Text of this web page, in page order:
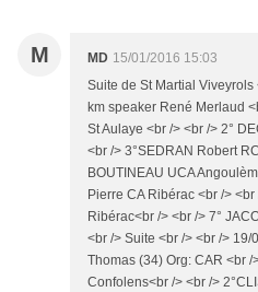
M MD 15/01/2016 15:03
Suite de St Martial
km speaker René Merlaud
St Aulaye <br /> <br /> 2°
<br /> 3°SEDRAN Robert
BOUTINEAU UCA
Pierre CA Ribérac <br />
Ribérac<br /> <br /> 7°
<br /> Suite <br /> <br /> 19/
Thomas (34) Org: CAR <br /
Confolens<br /> <br />